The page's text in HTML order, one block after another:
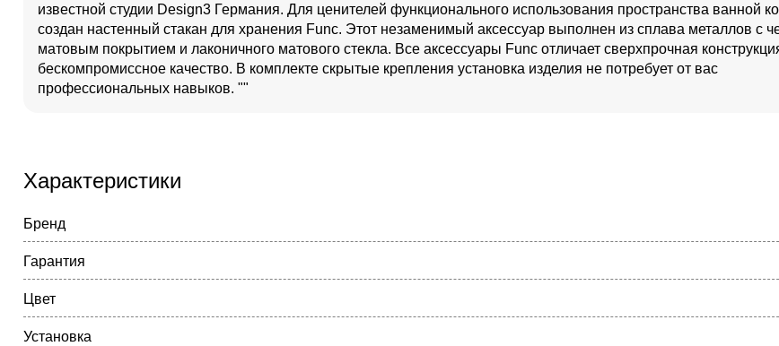
известной студии Design3 Германия. Для ценителей функционального использования пространства ванной
создан настенный стакан для хранения Func. Этот незаменимый аксессуар выполнен из сплава металлов с
матовым покрытием и лаконичного матового стекла. Все аксессуары Func отличает сверхпрочная
бескомпромиссное качество. В комплекте скрытые крепления установка изделия не потребует от вас
профессиональных навыков. ""
Характеристики
Бренд
Гарантия
Цвет
Установка